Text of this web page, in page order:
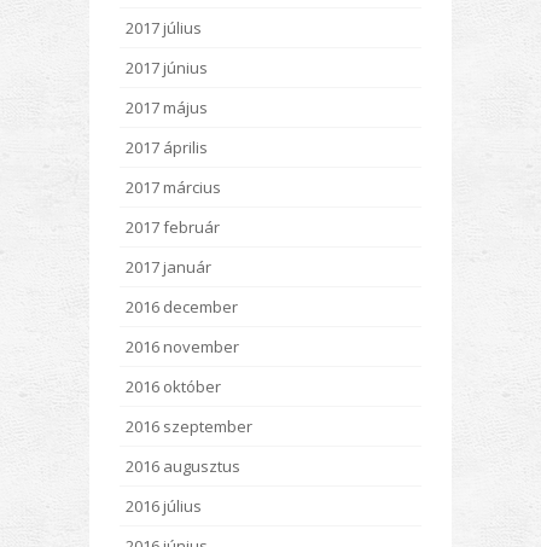
2017 július
2017 június
2017 május
2017 április
2017 március
2017 február
2017 január
2016 december
2016 november
2016 október
2016 szeptember
2016 augusztus
2016 július